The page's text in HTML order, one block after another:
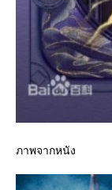
ภาพจากหนัง